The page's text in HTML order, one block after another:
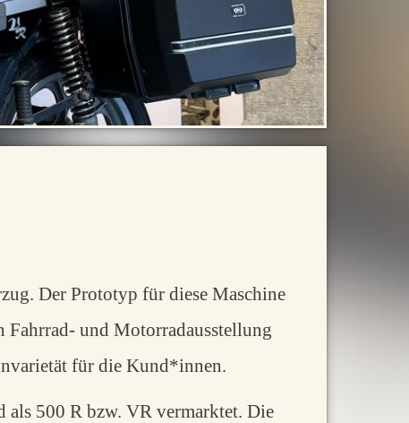
Der Prototyp für diese Maschine
Fahrrad- und Motorradausstellung
für die Kund*innen.
als 500 R bzw. VR vermarktet. Die